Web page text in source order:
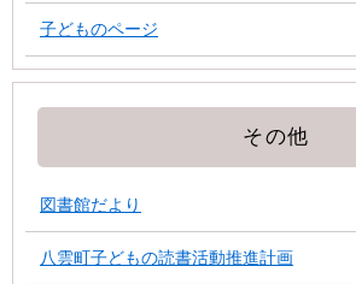
子どものページ
その他
図書館だより
八雲町子どもの読書活動推進計画